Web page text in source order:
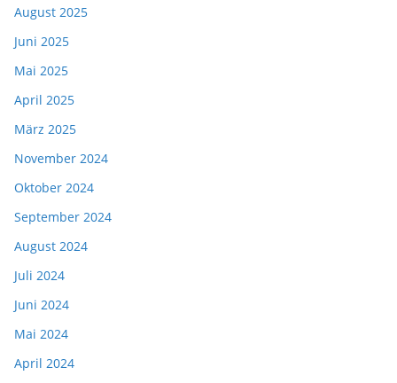
August 2025
Juni 2025
Mai 2025
April 2025
März 2025
November 2024
Oktober 2024
September 2024
August 2024
Juli 2024
Juni 2024
Mai 2024
April 2024